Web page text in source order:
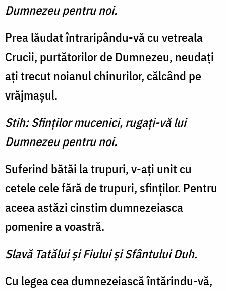
Dumnezeu pentru noi.
Prea lăudat întraripându-vă cu vetreala
Crucii, purtătorilor de Dumnezeu, neudaţi
aţi trecut noianul chinurilor, călcând pe
vrăjmaşul.
Stih: Sfinţilor mucenici, rugaţi-vă lui
Dumnezeu pentru noi.
Suferind bătăi la trupuri, v-aţi unit cu
cetele cele fără de trupuri, sfinţilor. Pentru
aceea astăzi cinstim dumnezeiasca
pomenire a voastră.
Slavă Tatălui şi Fiului şi Sfântului Duh.
Cu legea cea dumnezeiască întărindu-vă,